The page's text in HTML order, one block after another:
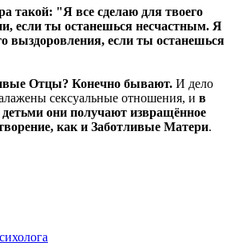
такой: "Я все сделаю для твоего
если ты останешься несчастным. Я
выздоровления, если ты останешься
Отцы? Конечно бывают. И дело
сексуальные отношения, и в
детьми они получают извращённое
как и Заботливые Матери.